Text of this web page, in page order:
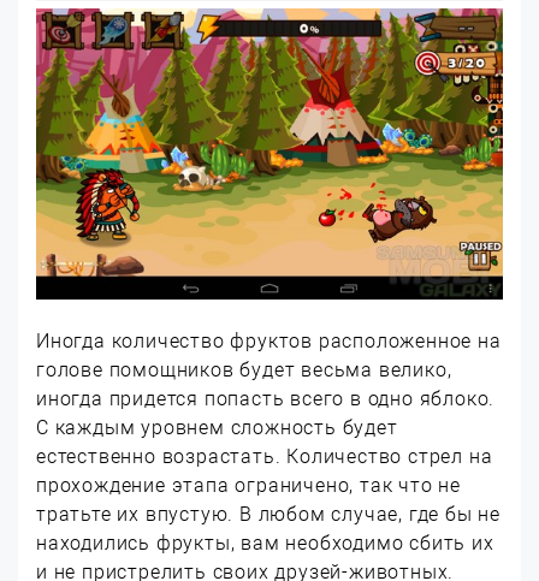
Иногда количество фруктов расположенное на
голове помощников будет весьма велико,
иногда придется попасть всего в одно яблоко.
С каждым уровнем сложность будет
естественно возрастать. Количество стрел на
прохождение этапа ограничено, так что не
тратьте их впустую. В любом случае, где бы не
находились фрукты, вам необходимо сбить их
и не пристрелить своих друзей-животных.